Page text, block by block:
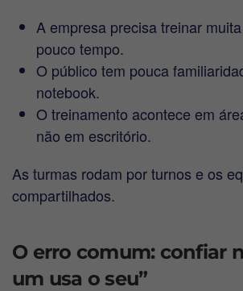
A empresa precisa treinar
pouco tempo.
O público tem pouca
notebook.
O treinamento acontece em
não em escritório.
As turmas rodam por turnos e os
compartilhados.
O erro comum: confiar
um usa o seu”